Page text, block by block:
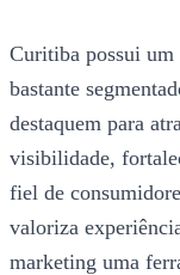
Curitiba possui
bastante
destaquem para
visibilidade,
fiel de
valoriza
marketing uma